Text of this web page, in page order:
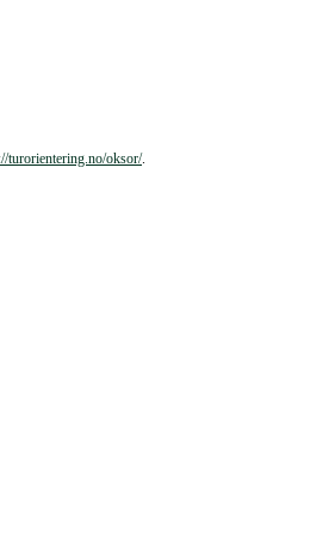
turorientering.no/oksor/.